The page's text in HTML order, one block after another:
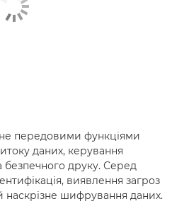
передовими функціями
даних, керування
безпечного друку. Серед
виявлення загроз
наскрізне шифрування даних.